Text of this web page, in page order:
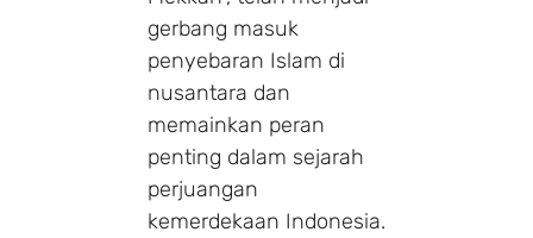
gerbang masuk
penyebaran Islam di
nusantara dan
memainkan peran
penting dalam sejarah
perjuangan
kemerdekaan Indonesia.